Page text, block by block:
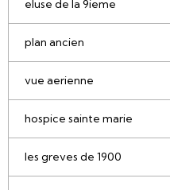
eluse de la 9ieme
plan ancien
vue aerienne
hospice sainte marie
les greves de 1900